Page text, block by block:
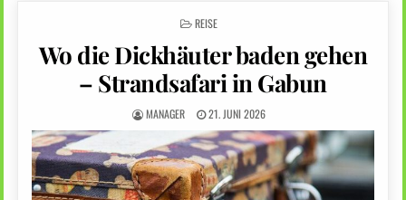
POSTED
REISE
Wo die Dickhäuter baden gehen
– Strandsafari in Gabun
MANAGER 21. JUNI 2026